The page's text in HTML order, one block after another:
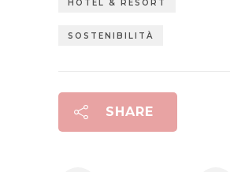
HOTEL & RESORT
SOSTENIBILITÀ
SHARE